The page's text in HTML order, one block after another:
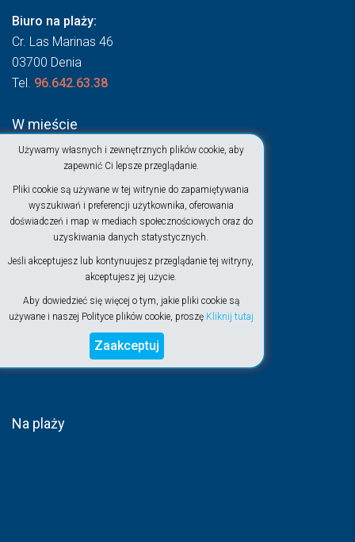
Używamy własnych i zewnętrznych plików cookie, aby
zapewnić Ci lepsze przeglądanie.
Pliki cookie są używane w tej witrynie do zapamiętywania
wyszukiwań i preferencji użytkownika, oferowania
doświadczeń i map w mediach społecznościowych oraz do
uzyskiwania danych statystycznych.
Jeśli akceptujesz lub kontynuujesz przeglądanie tej witryny,
akceptujesz jej użycie.
Aby dowiedzieć się więcej o tym, jakie pliki cookie są
używane i naszej Polityce plików cookie, proszę Kliknij tutaj
Zaakceptuj
Biuro na plaży:
Cr. Las Marinas 46
03700 Denia
Tel. 96.642.63.38
W mieście
Na plaży